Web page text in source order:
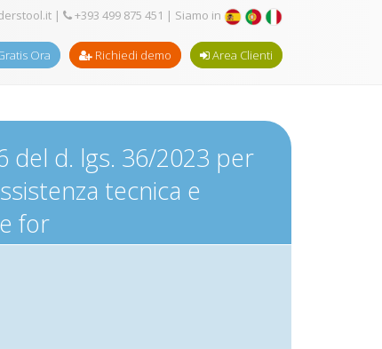
| +393 499 875 451 | Siamo in
Ora Richiedi demo Area Clienti
del d. lgs. 36/2023 per
tecnica e
for